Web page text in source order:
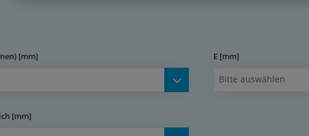
[mm] E [mm]
Bitte auswählen
[mm]